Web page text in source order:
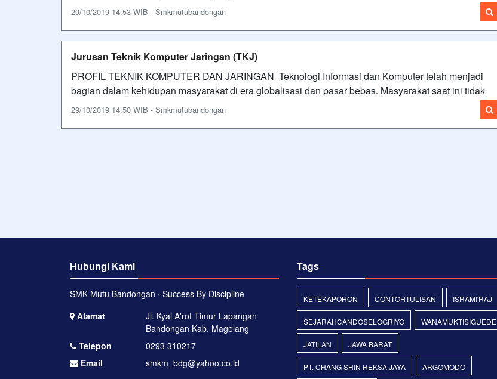
29/10/2019 14:53 WIB - Smkmutubandongan
Jurusan Teknik Komputer Jaringan (TKJ)
PROFIL TEKNIK KOMPUTER DAN JARINGAN Teknologi Informasi dan Komputer telah menjadi
bagian dalam kehidupan masyarakat di era globalisasi dan pasar bebas. Masyarakat saat ini tidak
29/10/2019 14:50 WIB - Smkmutubandongan
Hubungi Kami
SMK Mutu Bandongan ⋅ Success By Discipline
Alamat
Jl. Kyai A'rof Timur Lapangan
Bandongan Kab. Magelang
Telepon
0293 310217
Email
smkm_bdg@yahoo.co.id
Tags
KETEKAPOHON CONTOHTULISAN ISRAMI'RAJ
SEJARAHCANDOSELOGRIYO WANAMUKTISIGUEDE
JATILAN JAWA BARAT
PT. CHANG SHIN REKSA JAYA ARGOMODO